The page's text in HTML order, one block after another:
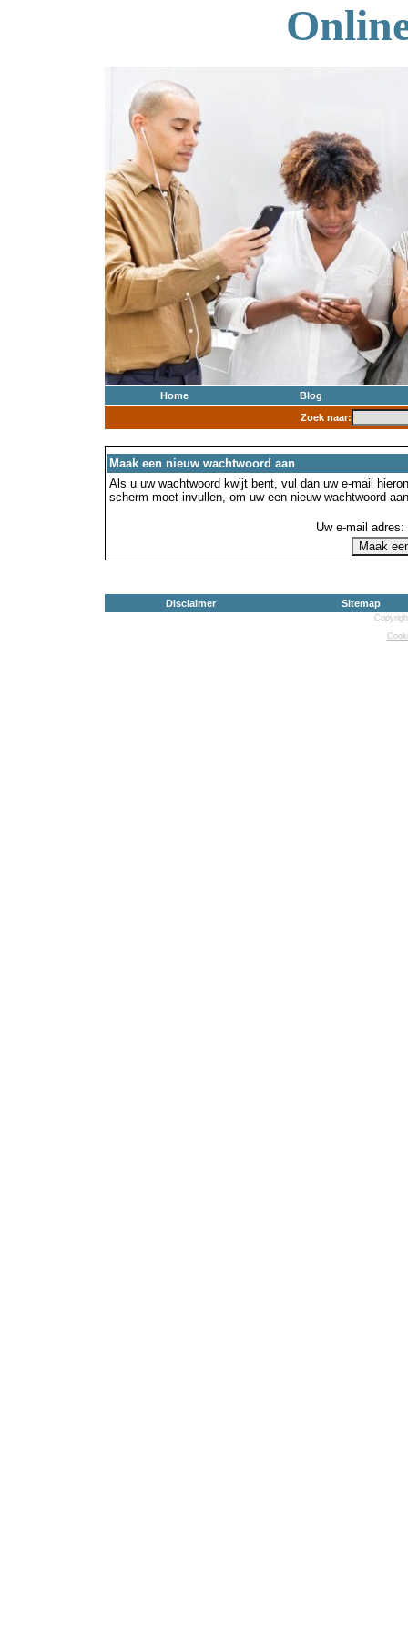
Home
Blog
Zoek naar:
Maak een nieuw wachtwoord aan
Als u uw wachtwoord kwijt bent, vul dan uw e-mail
scherm moet invullen, om uw een nieuw wachtwoord
Uw e-mail adres:
Disclaimer Sitemap